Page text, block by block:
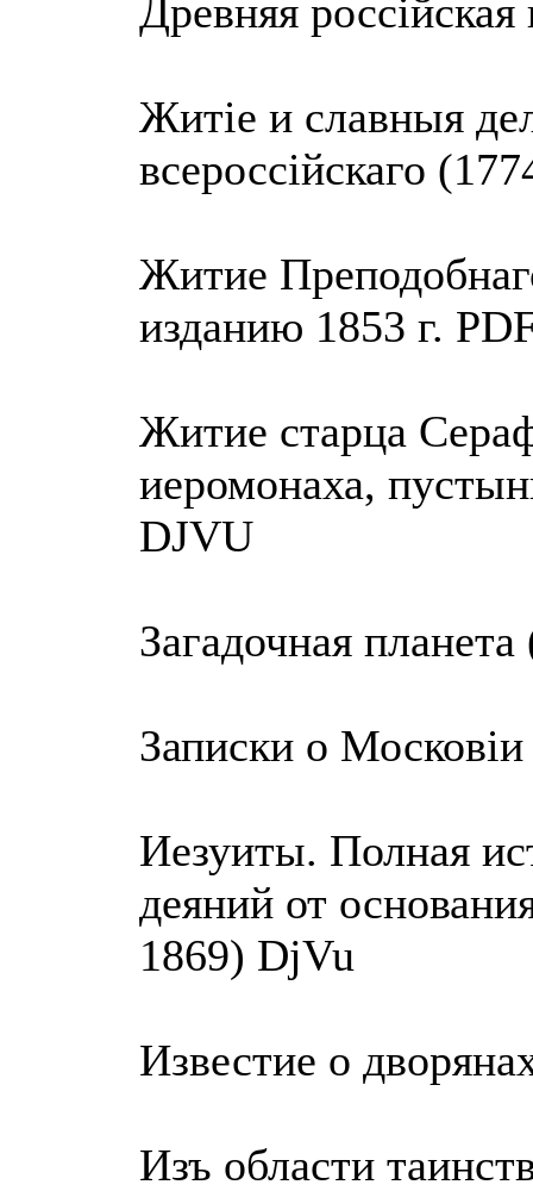
Древняя
Житiе и славныя
всероссiйскаго
Житие
изданию 1853 г.
Житие старца
иеромонаха,
DJVU
Загадочная
Записки о
Иезуиты. Полная
деяний от
1869) DjVu
Известие о
Изъ области